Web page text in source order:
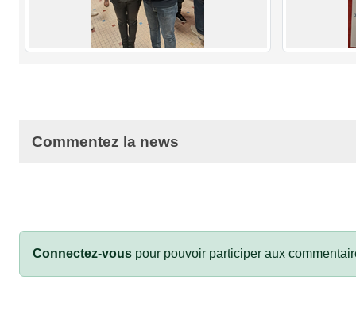
Commentez la news
Connectez-vous pour pouvoir participer aux